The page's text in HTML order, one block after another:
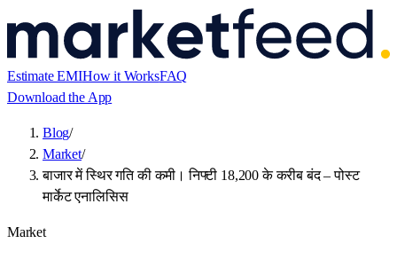
Estimate EMIHow it WorksFAQ
Download the App
Blog/
Market/
बाजार में स्थिर गति की कमी। निफ्टी 18,200 के करीब बंद – पोस्ट
मार्केट एनालिसिस
Market